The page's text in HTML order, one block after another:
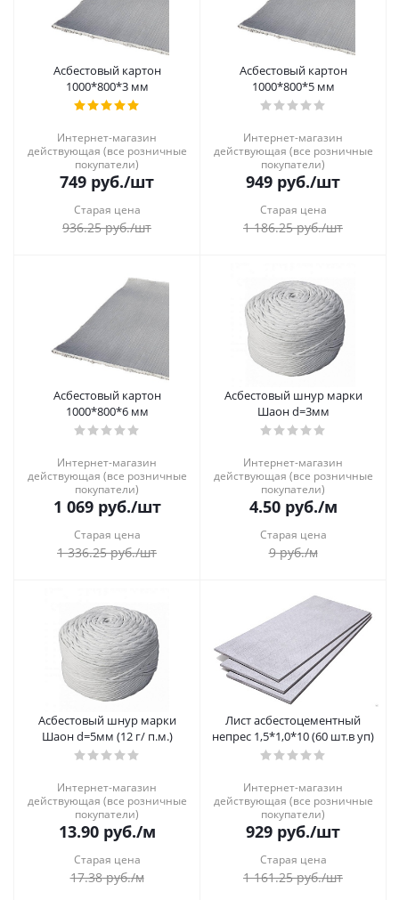
Асбестовый картон
1000*800*3 мм
Интернет-магазин
действующая (все розничные
покупатели)
749 руб./шт
Старая цена
936.25руб./шт
Асбестовый картон
1000*800*5 мм
Интернет-магазин
действующая (все розничные
покупатели)
949 руб./шт
Старая цена
1 186.25руб./шт
Асбестовый картон
1000*800*6 мм
Интернет-магазин
действующая (все розничные
покупатели)
1 069руб./шт
Старая цена
1 336.25руб./шт
Асбестовый шнур марки
Шаон d=3мм
Интернет-магазин
действующая (все розничные
покупатели)
4.50руб./м
Старая цена
9руб./м
Асбестовый шнур марки
Шаон d=5мм (12 г/ п.м.)
Интернет-магазин
действующая (все розничные
покупатели)
13.90руб./м
Старая цена
17.38руб./м
Лист асбестоцементный
непрес 1,5*1,0*10 (60 шт.в уп)
Интернет-магазин
действующая (все розничные
покупатели)
929 руб./шт
Старая цена
1 161.25руб./шт